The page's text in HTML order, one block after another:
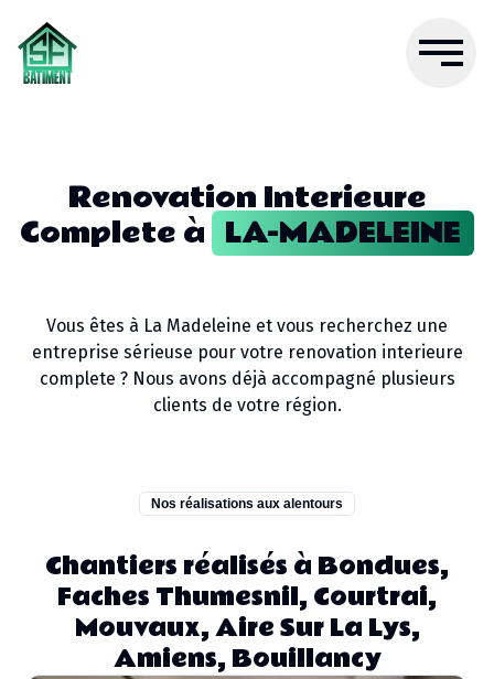
Renovation Interieure
Completeà LA-MADELEINE
Vous êtes à La Madeleine et vous recherchez une
entreprise sérieuse pour votre renovation interieure
complete ? Nous avons déjà accompagné plusieurs
clients de votre région.
Nos réalisations aux alentours
Chantiers réalisés à Bondues,
Faches Thumesnil, Courtrai,
Mouvaux, Aire Sur La Lys,
Amiens, Bouillancy